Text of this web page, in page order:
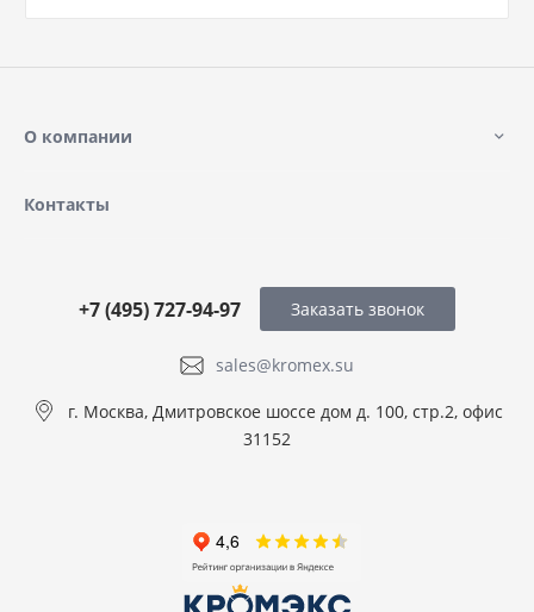
О компании
Контакты
sales@kromex.su
+7 (495) 727-94-97
г. Москва, Дмитровское шоссе дом д. 100, стр.2, офис
31152
Заказать звонок